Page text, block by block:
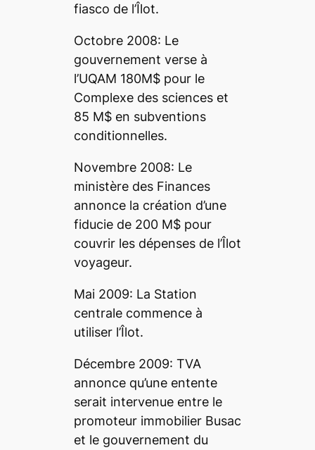
fiasco de l’Îlot.
Octobre 2008: Le
gouvernement verse à
l’UQAM 180M$ pour le
Complexe des sciences et
85 M$ en subventions
conditionnelles.
Novembre 2008: Le
ministère des Finances
annonce la création d’une
fiducie de 200 M$ pour
couvrir les dépenses de l’Îlot
voyageur.
Mai 2009: La Station
centrale commence à
utiliser l’Îlot.
Décembre 2009: TVA
annonce qu’une entente
serait intervenue entre le
promoteur immobilier Busac
et le gouvernement du